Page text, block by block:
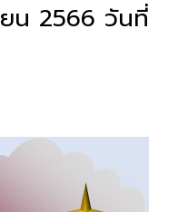
ยน 2566 วันที่